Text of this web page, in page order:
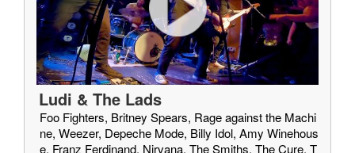
Ludi & The Lads
Foo Fighters, Britney Spears, Rage against the Machi
ne, Weezer, Depeche Mode, Billy Idol, Amy Winehous
e, Franz Ferdinand, Nirvana, The Smiths, The Cure, T